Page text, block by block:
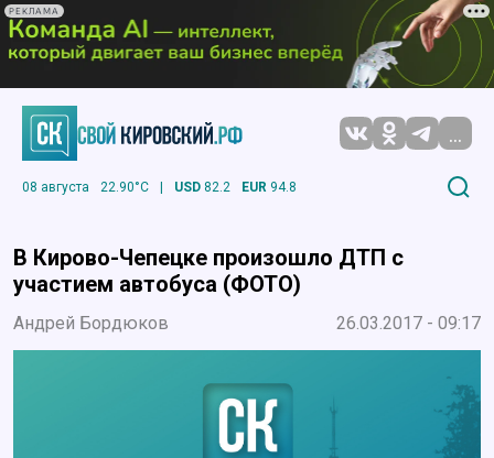
РЕКЛАМА
...
08 августа 22.90°C | USD 82.2 EUR 94.8
В Кирово-Чепецке произошло ДТП с
участием автобуса (ФОТО)
Андрей Бордюков 26.03.2017 - 09:17